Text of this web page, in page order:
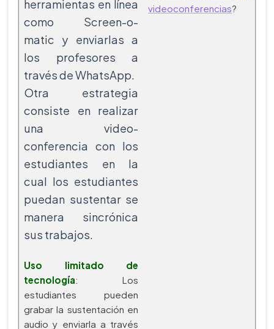
herramientas en línea
como Screen-o-
matic y enviarlas a
los profesores a
través de WhatsApp.
Otra estrategia
consiste en realizar
una video-
conferencia con los
estudiantes en la
cual los estudiantes
puedan sustentar se
manera sincrónica
sus trabajos.
Uso limitado de
tecnología: Los
estudiantes pueden
grabar la sustentación en
audio y enviarla a través
videoconferencias?